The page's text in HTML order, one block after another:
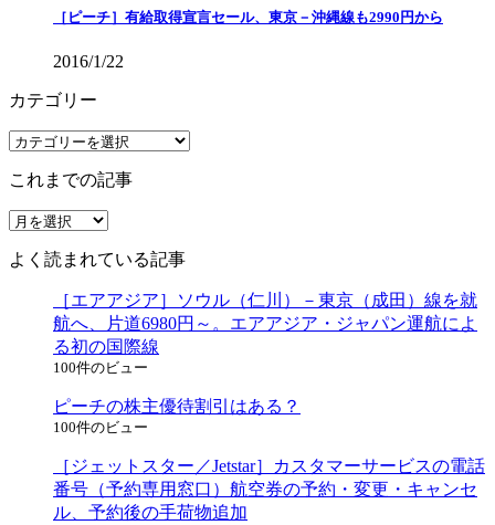
［ピーチ］有給取得宣言セール、東京－沖縄線も2990円から
2016/1/22
カテゴリー
カ
ゴ
リ
ー
これまでの記事
こ
ま
よく読まれている記事
［エアアジア］ソウル（仁川）－東京（成田）線を就
航へ、片道6980円～。エアアジア・ジャパン運航によ
る初の国際線
100件のビュー
ピーチの株主優待割引はある？
100件のビュー
［ジェットスター／Jetstar］カスタマーサービスの電話
番号（予約専用窓口）航空券の予約・変更・キャンセ
ル、予約後の手荷物追加